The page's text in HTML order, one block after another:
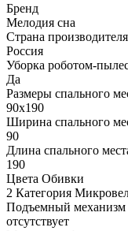
Бренд
Мелодия сна
Страна производителя
Россия
Уборка роботом-
Да
Размеры спального
90х190
Ширина спального
90
Длина спального
190
Цвета Обивки
2 Категория
Подъемный механизм
отсутствует